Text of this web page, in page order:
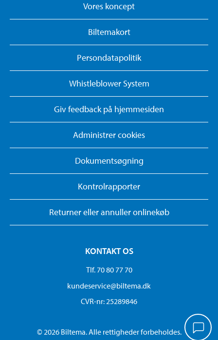
Vores koncept
Biltemakort
Persondatapolitik
Whistleblower System
Giv feedback på hjemmesiden
Administrer cookies
Dokumentsøgning
Kontrolrapporter
Returner eller annuller onlinekøb
KONTAKT OS
Tlf. 70 80 77 70
kundeservice@biltema.dk
CVR-nr: 25289846
© 2026 Biltema. Alle rettigheder forbeholdes.